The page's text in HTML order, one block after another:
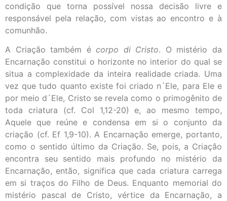
condição que torna possível nossa decisão livre e
responsável pela relação, com vistas ao encontro e à
comunhão.
A Criação também écorpo di Cristo. O mistério da
Encarnação constitui o horizonte no interior do qual se
situa a complexidade da inteira realidade criada. Uma
vez que tudo quanto existe foi criado n´Ele, para Ele e
por meio d´Ele, Cristo se revela como o primogênito de
toda criatura (cf. Col 1,12-20) e, ao mesmo tempo,
Aquele que reúne e condensa em si o conjunto da
criação (cf. Ef 1,9-10). A Encarnação emerge, portanto,
como o sentido último da Criação. Se, pois, a Criação
encontra seu sentido mais profundo no mistério da
Encarnação, então, significa que cada criatura carrega
em si traços do Filho de Deus. Enquanto memorial do
mistério pascal de Cristo, vértice da Encarnação, a